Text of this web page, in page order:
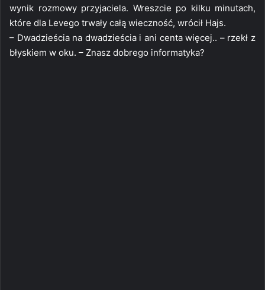
wynik rozmowy przyjaciela. Wreszcie po kilku minutach,
które dla Levego trwały całą wieczność, wrócił Hajs.
– Dwadzieścia na dwadzieścia i ani centa więcej.. – rzekł z
błyskiem w oku. – Znasz dobrego informatyka?